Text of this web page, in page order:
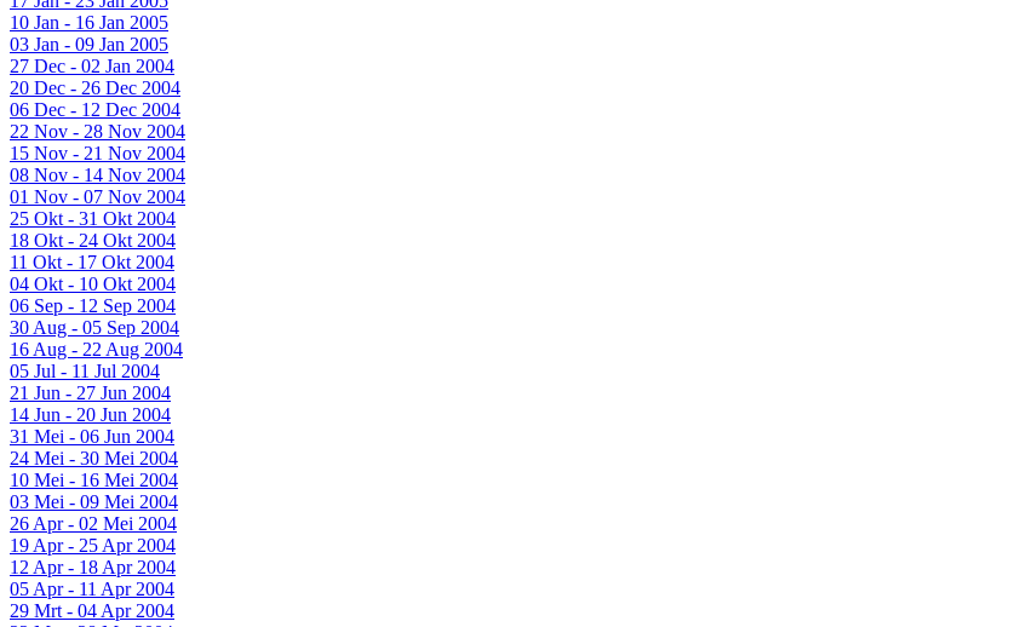
10 Jan - 16 Jan 2005
03 Jan - 09 Jan 2005
27 Dec - 02 Jan 2004
20 Dec - 26 Dec 2004
06 Dec - 12 Dec 2004
22 Nov - 28 Nov 2004
15 Nov - 21 Nov 2004
08 Nov - 14 Nov 2004
01 Nov - 07 Nov 2004
25 Okt - 31 Okt 2004
18 Okt - 24 Okt 2004
11 Okt - 17 Okt 2004
04 Okt - 10 Okt 2004
06 Sep - 12 Sep 2004
30 Aug - 05 Sep 2004
16 Aug - 22 Aug 2004
05 Jul - 11 Jul 2004
21 Jun - 27 Jun 2004
14 Jun - 20 Jun 2004
31 Mei - 06 Jun 2004
24 Mei - 30 Mei 2004
10 Mei - 16 Mei 2004
03 Mei - 09 Mei 2004
26 Apr - 02 Mei 2004
19 Apr - 25 Apr 2004
12 Apr - 18 Apr 2004
05 Apr - 11 Apr 2004
29 Mrt - 04 Apr 2004